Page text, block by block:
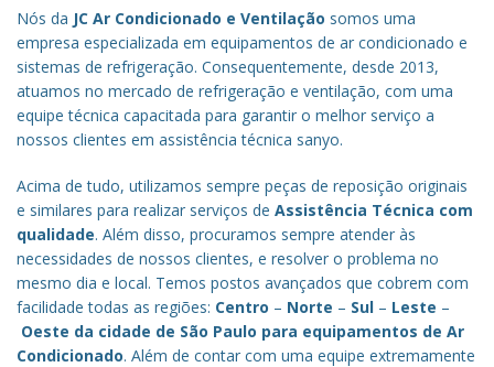
Nós da JC Ar Condicionado e Ventilação somos uma
empresa especializada em equipamentos de ar condicionado e
sistemas de refrigeração. Consequentemente, desde 2013,
atuamos no mercado de refrigeração e ventilação, com uma
equipe técnica capacitada para garantir o melhor serviço a
nossos clientes em assistência técnica sanyo.
Acima de tudo, utilizamos sempre peças de reposição originais
e similares para realizar serviços de Assistência Técnica com
qualidade. Além disso, procuramos sempre atender às
necessidades de nossos clientes, e resolver o problema no
mesmo dia e local. Temos postos avançados que cobrem com
facilidade todas as regiões: Centro – Norte – Sul – Leste –
Oeste da cidade de São Paulo para equipamentos de Ar
Condicionado. Além de contar com uma equipe extremamente